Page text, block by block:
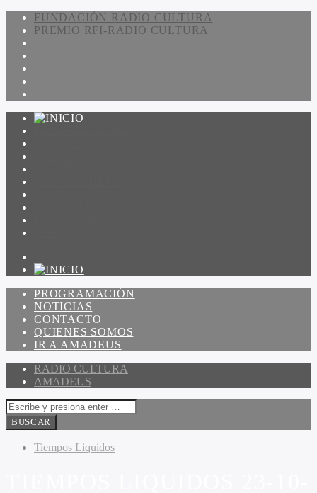
FUNDACIÓN RADIO CULTURA
PREMIO RFI-RADIO CULTURA
PROGRAMACIÓN
NOTICIAS
CONTACTO
QUIENES SOMOS
IR A AMADEUS
RADIO CULTURA
AMADEUS
Tiempos Liquidos